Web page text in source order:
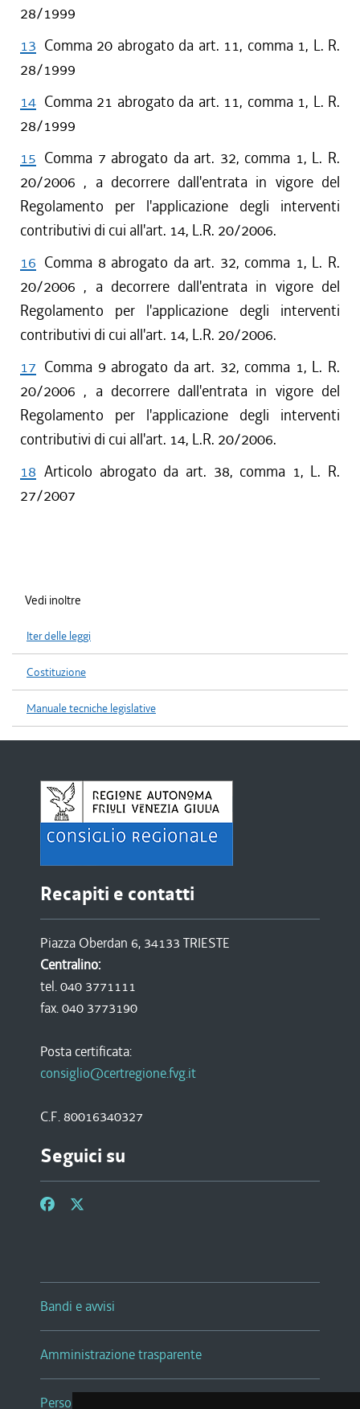
28/1999
13 Comma 20 abrogato da art. 11, comma 1, L. R.
28/1999
14 Comma 21 abrogato da art. 11, comma 1, L. R.
28/1999
15 Comma 7 abrogato da art. 32, comma 1, L. R.
20/2006 , a decorrere dall'entrata in vigore del
Regolamento per l'applicazione degli interventi
contributivi di cui all'art. 14, L.R. 20/2006.
16 Comma 8 abrogato da art. 32, comma 1, L. R.
20/2006 , a decorrere dall'entrata in vigore del
Regolamento per l'applicazione degli interventi
contributivi di cui all'art. 14, L.R. 20/2006.
17 Comma 9 abrogato da art. 32, comma 1, L. R.
20/2006 , a decorrere dall'entrata in vigore del
Regolamento per l'applicazione degli interventi
contributivi di cui all'art. 14, L.R. 20/2006.
18 Articolo abrogato da art. 38, comma 1, L. R.
27/2007
Vedi inoltre
Iter delle leggi
Costituzione
Manuale tecniche legislative
Recapiti e contatti
Piazza Oberdan 6, 34133 TRIESTE
Centralino:
tel. 040 3771111
fax. 040 3773190
Posta certificata:
consiglio@certregione.fvg.it
C.F. 80016340327
Seguici su
Bandi e avvisi
Amministrazione trasparente
Persone e Uffici